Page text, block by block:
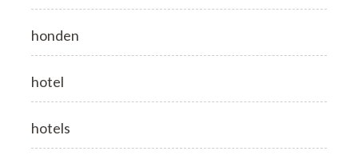
honden
hotel
hotels